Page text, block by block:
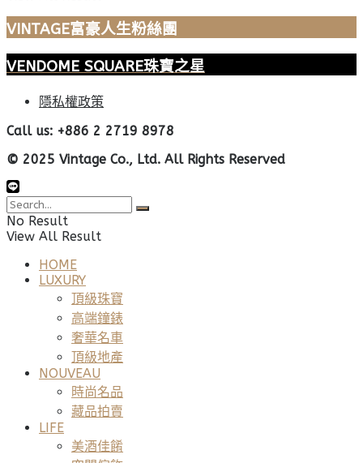
VINTAGE富豪人生粉絲團
VENDOME SQUARE珠寶之星
隱私權政策
Call us: +886 2 2719 8978
© 2025 Vintage Co., Ltd. All Rights Reserved
No Result
View All Result
HOME
LUXURY
頂級珠寶
高端鐘錶
奢華名車
頂級地產
NOUVEAU
時尚名品
藏品拍賣
LIFE
美酒佳餚